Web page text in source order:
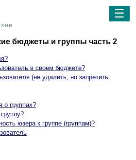
☰
бюджеты и группы часть 2
в своем бюджете?
(не удалить, но запретить
о группах?
юзера к группе (группам)?